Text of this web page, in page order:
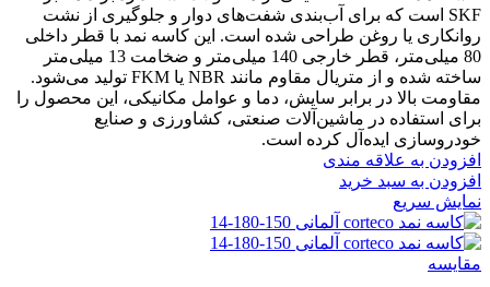
SKF است که برای آب‌بندی شفت‌های دوار و جلوگیری از نشت
روانکاری یا روغن طراحی شده است. این کاسه نمد با قطر داخلی
80 میلی‌متر، قطر خارجی 140 میلی‌متر و ضخامت 13 میلی‌متر
ساخته شده و از متریال مقاوم مانند NBR یا FKM تولید می‌شود.
مقاومت بالا در برابر سایش، دما و عوامل مکانیکی، این محصول را
برای استفاده در ماشین‌آلات صنعتی، کشاورزی و صنایع
خودروسازی ایده‌آل کرده است.
افزودن به علاقه مندی
افزودن به سبد خرید
نمایش سریع
مقايسه